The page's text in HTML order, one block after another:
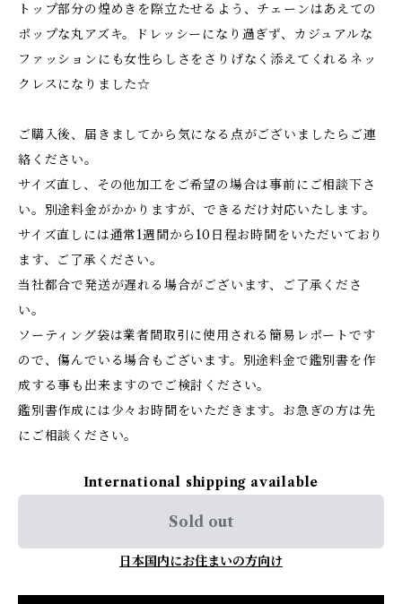
トップ部分の煌めきを際立たせるよう、チェーンはあえての
ポップな丸アズキ。ドレッシーになり過ぎず、カジュアルな
ファッションにも女性らしさをさりげなく添えてくれるネッ
クレスになりました☆
ご購入後、届きましてから気になる点がございましたらご連
絡ください。
サイズ直し、その他加工をご希望の場合は事前にご相談下さ
い。別途料金がかかりますが、できるだけ対応いたします。
サイズ直しには通常1週間から10日程お時間をいただいており
ます、ご了承ください。
当社都合で発送が遅れる場合がございます、ご了承くださ
い。
ソーティング袋は業者間取引に使用される簡易レポートです
ので、傷んでいる場合もございます。別途料金で鑑別書を作
成する事も出来ますのでご検討ください。
鑑別書作成には少々お時間をいただきます。お急ぎの方は先
にご相談ください。
International shipping available
Sold out
日本国内にお住まいの方向け